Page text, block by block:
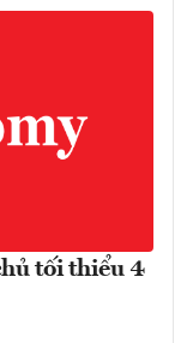
tối thiểu 4